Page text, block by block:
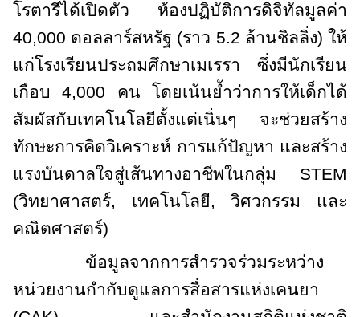
โรตารีได้เปิดตัว ห้องปฏิบัติการดิจิทัลมูลค่า
40,000 ดอลลาร์สหรัฐ (ราว 5.2 ล้านชิลลิ่ง) ให้
แก่โรงเรียนประถมศึกษาเมเรรา ซึ่งมีนักเรียน
เกือบ 4,000 คน โดยเน้นย้ำว่าการให้เด็กได้
สัมผัสกับเทคโนโลยีตั้งแต่เนิ่นๆ จะช่วยสร้าง
ทักษะการคิดวิเคราะห์ การแก้ปัญหา และสร้าง
แรงบันดาลใจสู่เส้นทางอาชีพในกลุ่ม STEM
(วิทยาศาสตร์, เทคโนโลยี,วิศวกรรม และ
คณิตศาสตร์)
ข้อมูลจากการสำรวจร่วมระหว่าง
หน่วยงานกำกับดูแลการสื่อสารแห่งเคนยา